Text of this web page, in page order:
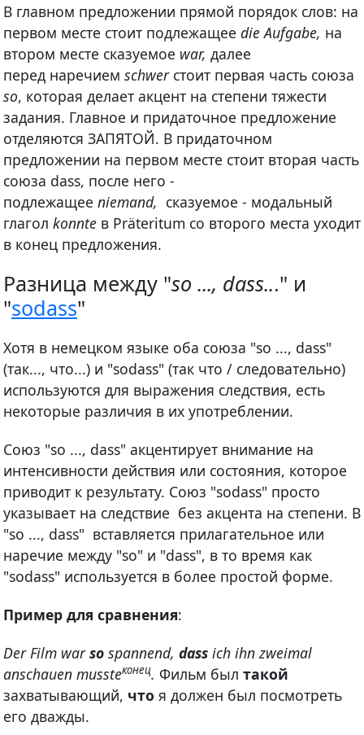
В главном предложении прямой порядок слов: на
первом месте стоит подлежащее die Aufgabe, на
втором месте сказуемое war, далее
перед наречием schwer стоит первая часть союза
so, которая делает акцент на степени тяжести
задания. Главное и придаточное предложение
отделяются ЗАПЯТОЙ. В придаточном
предложении на первом месте стоит вторая часть
союза dass, после него -
подлежащее niemand, сказуемое - модальный
глагол konnte в Präteritum со второго места уходит
в конец предложения.
Разница между "so ..., dass..." и
"sodass"
Хотя в немецком языке оба союза "so ..., dass"
(так..., что...) и "sodass" (так что / следовательно)
используются для выражения следствия, есть
некоторые различия в их употреблении.
Союз "so ..., dass" акцентирует внимание на
интенсивности действия или состояния, которое
приводит к результату. Союз "sodass" просто
указывает на следствие без акцента на степени. В
"so ..., dass" вставляется прилагательное или
наречие между "so" и "dass", в то время как
"sodass" используется в более простой форме.
Пример для сравнения:
Der Film warso spannend, dass ich ihn zweimal
anschauen mussteконец. Фильм был такой
захватывающий, что я должен был посмотреть
его дважды.